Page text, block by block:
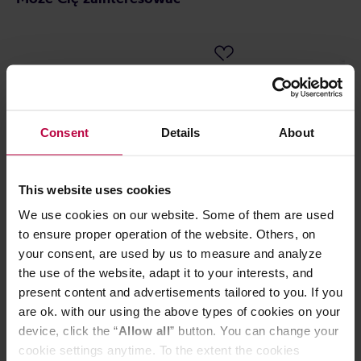
Consent Details About
This website uses cookies
We use cookies on our website. Some of them are used
to ensure proper operation of the website. Others, on
your consent, are used by us to measure and analyze
the use of the website, adapt it to your interests, and
present content and advertisements tailored to you. If you
are ok. with our using the above types of cookies on your
device, click the “Allow all” button. You can change your
cookie settings anytime. To the extent the cookies
Paper & Tea - Zestaw What Friends
Are For - Herbata sypana EKO 280 g
179,00 zł
Teasome -
Milk Oolong